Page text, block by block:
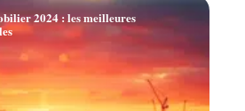
2024 : les meilleures